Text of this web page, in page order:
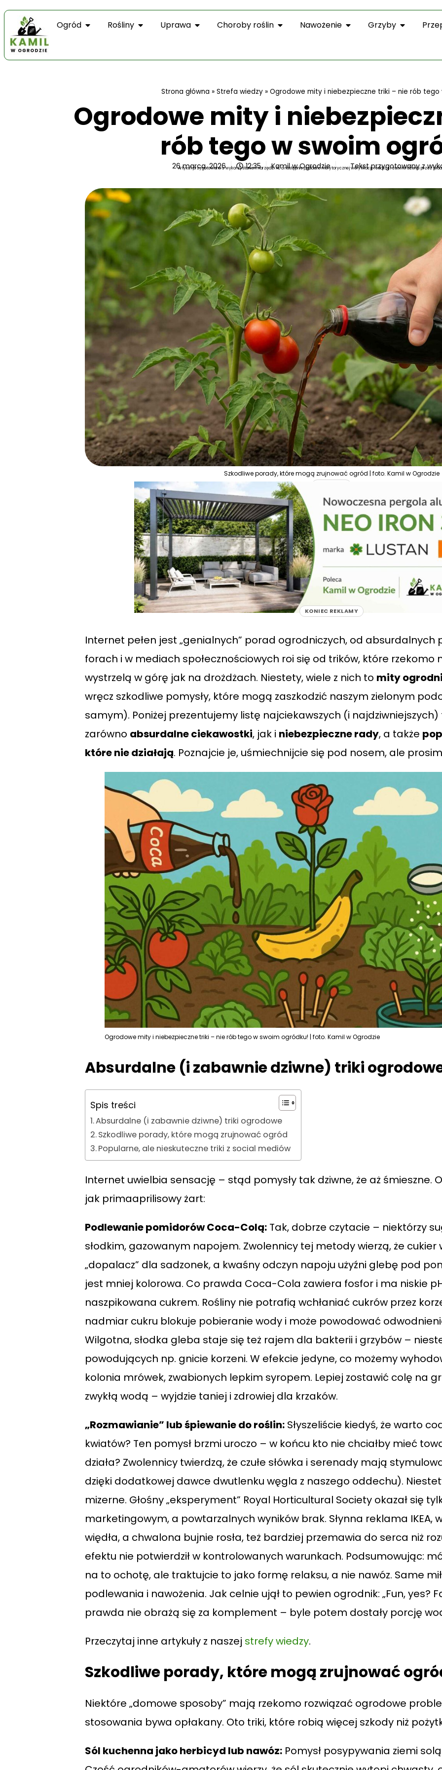
Ogród Rośliny Uprawa Choroby roślin Nawożenie Grzyby
Strona główna » Strefa wiedzy » Ogrodowe mity i niebezpieczne triki – nie rób tego
Ogrodowe mity i
rób tego w swoim
26 marca, 2026 12:35 Kamil w Ogrodzie Tekst przygotowany z
Artykuł przygotowano z wykorzystaniem narzędzi AI, a następnie poddano merytorycznej weryfikacji, redakcji i zatwierdzeniu przez
Szkodliwe porady, które mogą zrujnować ogród | foto. Kamil w Ogrodzie
KONIEC REKLAMY
Internet pełen jest „genialnych” porad ogrodniczych, od absurdalnych
forach i w mediach społecznościowych roi się od trików, które rzekomo
wystrzelą w górę jak na drożdżach. Niestety, wiele z nich to mity
wręcz szkodliwe pomysły, które mogą zaszkodzić naszym zielonym
samym). Poniżej prezentujemy listę najciekawszych (i
zarówno absurdalne ciekawostki, jak i niebezpieczne rady, a także
które nie działają. Poznajcie je, uśmiechnijcie się pod nosem, ale
Ogrodowe mity i niebezpieczne triki – nie rób tego w swoim ogródku! | foto. Kamil w Ogrodzie
Absurdalne (i zabawnie dziwne) triki
Spis treści
Absurdalne (i zabawnie dziwne) triki ogrodowe
Szkodliwe porady, które mogą zrujnować ogród
Popularne, ale nieskuteczne triki z social mediów
Internet uwielbia sensację – stąd pomysły tak dziwne, że aż śmieszne.
jak primaaprilisowy żart:
Podlewanie pomidorów Coca-Colą: Tak, dobrze czytacie – niektórzy
słodkim, gazowanym napojem. Zwolennicy tej metody wierzą, że
„dopalacz” dla sadzonek, a kwaśny odczyn napoju użyźni glebę pod
jest mniej kolorowa. Co prawda Coca-Cola zawiera fosfor i ma niskie
naszpikowana cukrem. Rośliny nie potrafią wchłaniać cukrów przez
nadmiar cukru blokuje pobieranie wody i może powodować
Wilgotna, słodka gleba staje się też rajem dla bakterii i grzybów –
powodujących np. gnicie korzeni. W efekcie jedyne, co możemy
kolonia mrówek, zwabionych lepkim syropem. Lepiej zostawić colę na
zwykłą wodą – wyjdzie taniej i zdrowiej dla krzaków.
„Rozmawianie” lub śpiewanie do roślin: Słyszeliście kiedyś, że warto
kwiatów? Ten pomysł brzmi uroczo – w końcu kto nie chciałby mieć
działa? Zwolennicy twierdzą, że czułe słówka i serenady mają
dzięki dodatkowej dawce dwutlenku węgla z naszego oddechu).
mizerne. Głośny „eksperyment” Royal Horticultural Society okazał się
marketingowym, a powtarzalnych wyników brak. Słynna reklama IKEA,
więdła, a chwalona bujnie rosła, też bardziej przemawia do serca niż
efektu nie potwierdził w kontrolowanych warunkach. Podsumowując:
na to ochotę, ale traktujcie to jako formę relaksu, a nie nawóz. Same
podlewania i nawożenia. Jak celnie ujął to pewien ogrodnik: „Fun, yes?
prawda nie obrażą się za komplement – byle potem dostały porcję
Przeczytaj inne artykuły z naszej strefy wiedzy.
Szkodliwe porady, które mogą zrujnować
Niektóre „domowe sposoby” mają rzekomo rozwiązać ogrodowe
stosowania bywa opłakany. Oto triki, które robią więcej szkody niż
Sól kuchenna jako herbicyd lub nawóz: Pomysł posypywania ziemi